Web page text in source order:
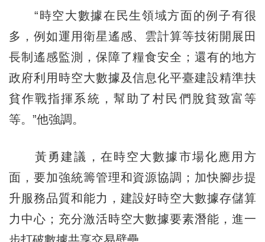
“時空大數據在民生領域方面的例子有很
多，例如運用衛星遙感、雲計算等技術開展田
長制遙感監測，保障了糧食安全；還有的地方
政府利用時空大數據及信息化平臺建設精準扶
貧作戰指揮系統，幫助了村民們脫貧致富等
等。”他強調。
黃勇建議，在時空大數據市場化應用方
面，要加強統籌管理和資源協調；加快腳步提
升服務品質和能力，建設好時空大數據存儲算
力中心；充分激活時空大數據要素潛能，進一